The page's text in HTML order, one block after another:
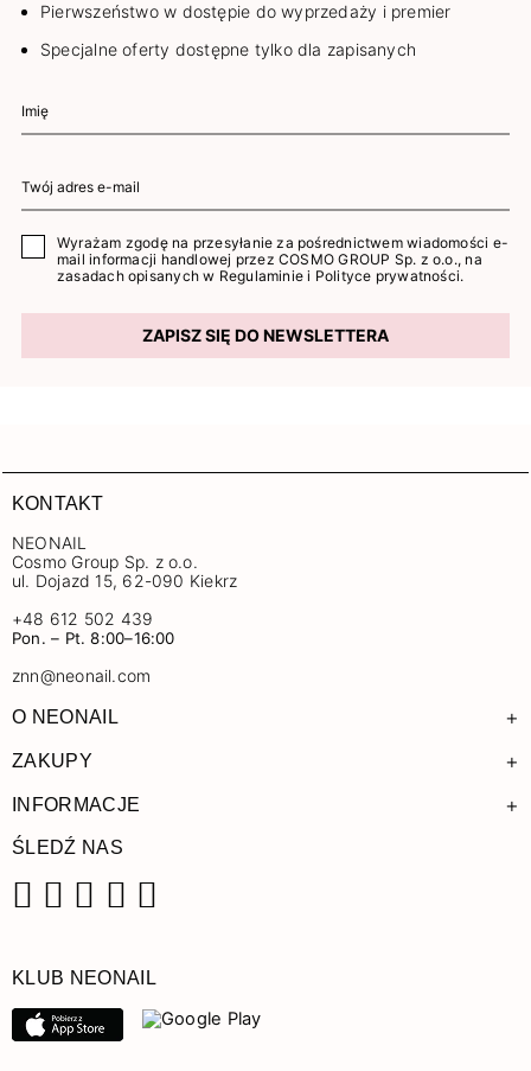
Pierwszeństwo w dostępie do wyprzedaży i premier
Specjalne oferty dostępne tylko dla zapisanych
Wyrażam zgodę na przesyłanie za pośrednictwem wiadomości e-
mail informacji handlowej przez COSMO GROUP Sp. z o.o., na
zasadach opisanych w Regulaminie i Polityce prywatności.
ZAPISZ SIĘ DO NEWSLETTERA
KONTAKT
NEONAIL
Cosmo Group Sp. z o.o.
ul. Dojazd 15, 62-090 Kiekrz
+48 612 502 439
Pon. – Pt. 8:00–16:00
znn@neonail.com
O NEONAIL +
ZAKUPY +
INFORMACJE +
ŚLEDŹ NAS
KLUB NEONAIL